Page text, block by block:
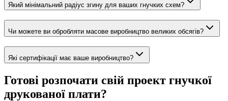
Який мінімальний радіус згину для ваших гнучких схем?
Чи можете ви обробляти масове виробництво великих обсягів?
Які сертифікації має ваше виробництво?
Готові розпочати свій проект гнучкої
друкованої плати?